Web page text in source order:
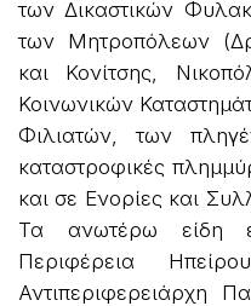
των Δικαστικών
των Μητροπόλεων
και Κονίτσης,
Κοινωνικών
Φιλιατών, των
καταστροφικές
και σε Ενορίες και
Τα ανωτέρω είδη
Περιφέρεια
Αντιπεριφερειάρχη